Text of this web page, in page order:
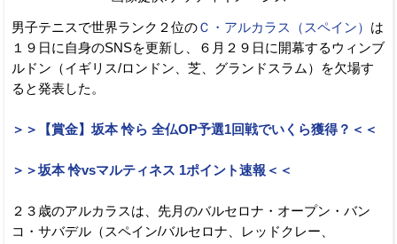
男子テニスで世界ランク２位のＣ・アルカラス（スペイン） は
１９日に自身のSNSを更新し、６月２９日に開幕するウィンブ
ルドン（イギリス/ロンドン、芝、グランドスラム）を欠場す
ると発表した。
＞＞【賞金】坂本 怜ら 全仏OP予選1回戦でいくら獲得？＜＜
＞＞坂本 怜vsマルティネス 1ポイント速報＜＜
２３歳のアルカラスは、先月のバルセロナ・オープン・バン
コ・サバデル（スペイン/バルセロナ、レッドクレー、